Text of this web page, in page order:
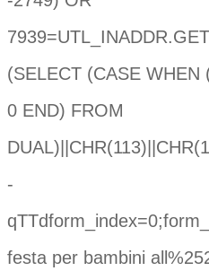
(SELECT (CASE
0 END) FROM
-
festa per bambini